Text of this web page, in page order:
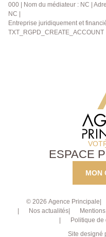
000 | Nom du médiateur : NC |
NC |
Entreprise juridiquement et
TXT_RGPD_CREATE_ACCOUNT
ESPACE
MON
© 2026 Agence Principale
Nos actualités
Politique de
Site designé